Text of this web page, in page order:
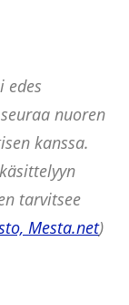
edes
nuoren
kanssa.
tarvitsee
Mesta.net)